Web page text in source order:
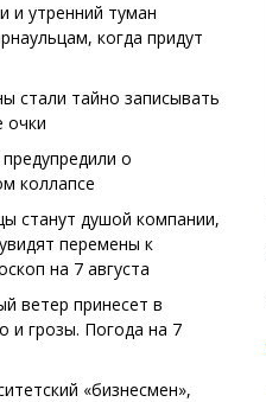
и утренний туман
когда придут
стали тайно записывать
очки
о
коллапсе
станут душой компании,
перемены к
на 7 августа
ветер принесет в
и грозы. Погода на 7
«бизнесмен»,